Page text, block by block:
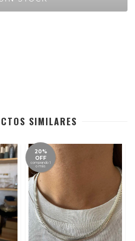
SIMILARES
20%
OFF
comprando 1
o más